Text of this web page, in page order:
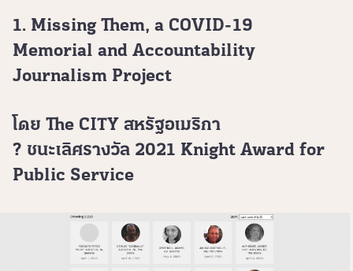
1. Missing Them, a COVID-19
Memorial and Accountability
Journalism Project
โดย The CITY สหรัฐอเมริกา
? ชนะเลิศรางวัล 2021 Knight Award for
Public Service